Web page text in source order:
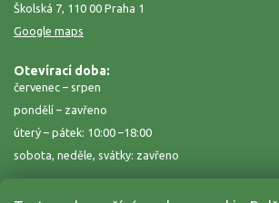
Školská 7, 110 00 Praha 1
Google maps
Otevírací doba:
červenec – srpen
pondělí – zavřeno
úterý – pátek: 10:00 –18:00
sobota, neděle, svátky: zavřeno